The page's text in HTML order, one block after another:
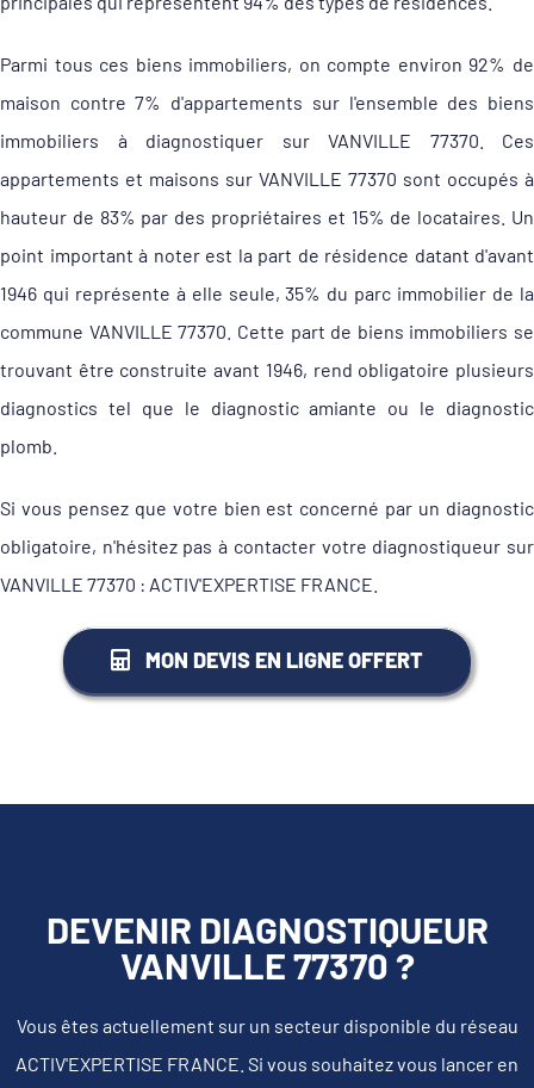
Parmi tous ces biens immobiliers, on compte environ 92% de
maison contre 7% d'appartements sur l'ensemble des biens
immobiliers à diagnostiquer sur VANVILLE 77370. Ces
appartements et maisons sur VANVILLE 77370 sont occupés à
hauteur de 83% par des propriétaires et 15% de locataires. Un
point important à noter est la part de résidence datant d'avant
1946 qui représente à elle seule, 35% du parc immobilier de la
commune VANVILLE 77370. Cette part de biens immobiliers se
trouvant être construite avant 1946, rend obligatoire plusieurs
diagnostics tel que le diagnostic amiante ou le diagnostic
plomb.
Si vous pensez que votre bien est concerné par un diagnostic
obligatoire, n'hésitez pas à contacter votre diagnostiqueur sur
VANVILLE 77370 : ACTIV'EXPERTISE FRANCE.
MON DEVIS EN LIGNE OFFERT
DEVENIR DIAGNOSTIQUEUR
VANVILLE 77370 ?
Vous êtes actuellement sur un secteur disponible du réseau
ACTIV'EXPERTISE FRANCE. Si vous souhaitez vous lancer en